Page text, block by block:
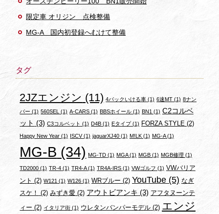
限定車 オリジン 点検整備
MG-A 国内初登録へむけて整備
タグ
2JZエンジン (11) 4バックいける車 (1) 6速MT (1) 8ナン
バー (1) 560SEL (1) A-CARS (1) BBSホイール(1) BN1 (1) C2コルベ
ット (3) C3コルベット (1) D4B (1) Eタイプ(1) FORZA STYLE(2)
Happy New Year (1) ISCV(1) jaguarXJ40(1) M!LK(1) MG-A(1)
MG-B (34) MG-TD (1) MGA(1) MGB (1) MGB修理 (1)
TD2000 (1) TR-4 (1) TR4-A(1) TR4A-IRS(1) VWゴルフ (1) VWバリア
ント (2) W121 (1) W126 (1) WRブルー (2) YouTube(5) なぎ
スケ！ (2) みずき愛 (2) アウトビアンキ (3) アフタヌーンテ
ィー (2) イタリア街 (1) ウレタンバンパーモデル (2) エンジ